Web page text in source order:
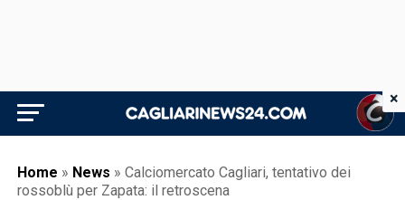
Home » News » Calciomercato Cagliari, tentativo dei
rossoblù per Zapata: il retroscena
×